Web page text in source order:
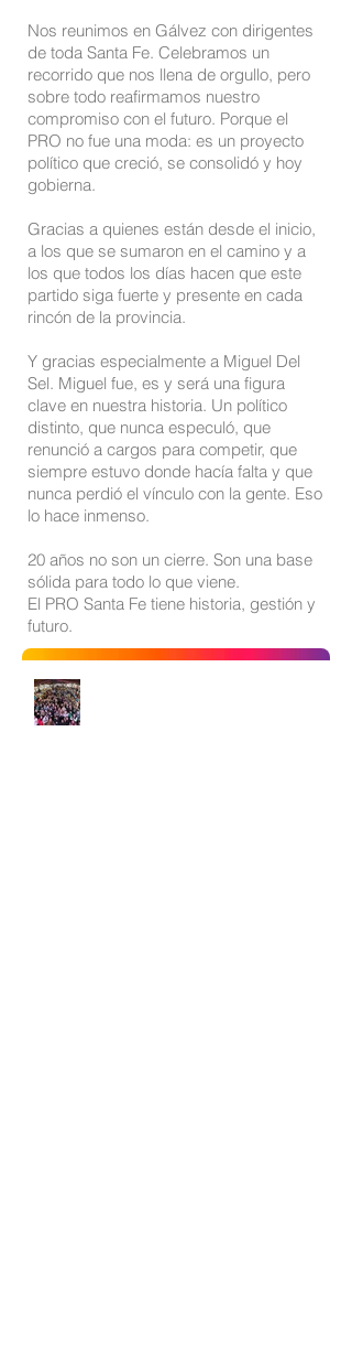
Nos reunimos en Gálvez con dirigentes
de toda Santa Fe. Celebramos un
recorrido que nos llena de orgullo, pero
sobre todo reafirmamos nuestro
compromiso con el futuro. Porque el
PRO no fue una moda: es un proyecto
político que creció, se consolidó y hoy
gobierna.
Gracias a quienes están desde el inicio,
a los que se sumaron en el camino y a
los que todos los días hacen que este
partido siga fuerte y presente en cada
rincón de la provincia.
Y gracias especialmente a Miguel Del
Sel. Miguel fue, es y será una figura
clave en nuestra historia. Un político
distinto, que nunca especuló, que
renunció a cargos para competir, que
siempre estuvo donde hacía falta y que
nunca perdió el vínculo con la gente. Eso
lo hace inmenso.
20 años no son un cierre. Son una base
sólida para todo lo que viene.
El PRO Santa Fe tiene historia, gestión y
futuro.